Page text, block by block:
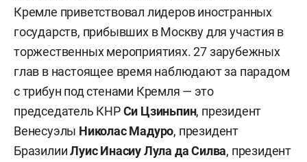
Кремле приветствовал лидеров иностранных
государств, прибывших в Москву для участия в
торжественных мероприятиях. 27 зарубежных
глав в настоящее время наблюдают за парадом
с трибун под стенами Кремля — это
председатель КНРСи Цзиньпин, президент
Венесуэлы Николас Мадуро, президент
БразилииЛуис Инасиу Лула да Силва, президент